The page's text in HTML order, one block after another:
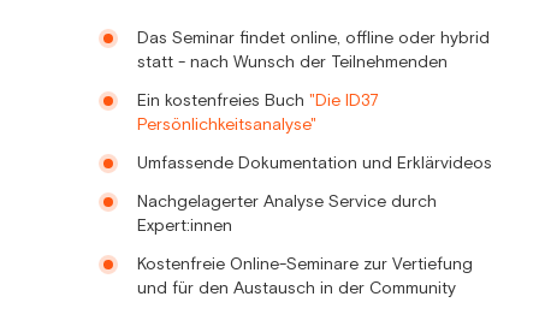
Das Seminar findet online, offline oder hybrid
statt - nach Wunsch der Teilnehmenden
Ein kostenfreies Buch "Die ID37
Persönlichkeitsanalyse"
Umfassende Dokumentation und Erklärvideos
Nachgelagerter Analyse Service durch
Expert:innen
Kostenfreie Online-Seminare zur Vertiefung
und für den Austausch in der Community